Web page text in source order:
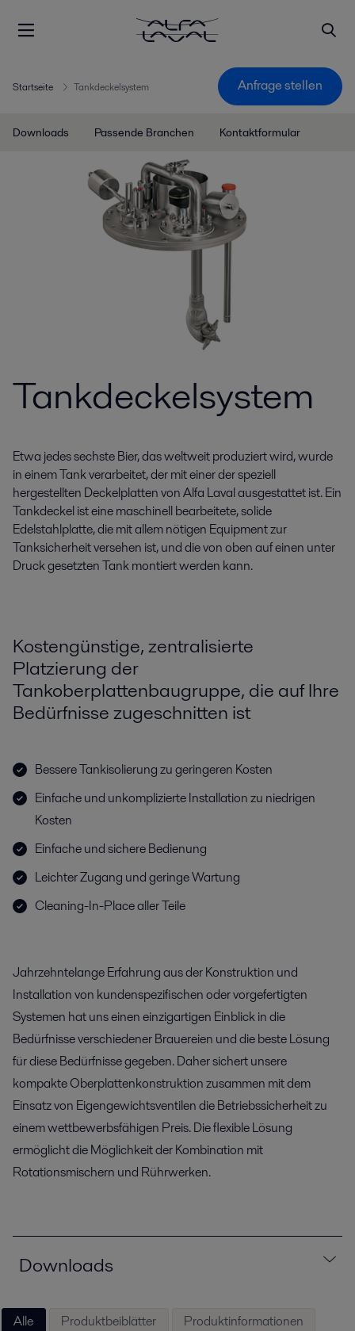
Startseite Tankdeckelsystem Anfrage stellen
Downloads Passende Branchen Kontaktformular
Tankdeckelsystem
Etwa jedes sechste Bier, das weltweit produziert wird, wurde
in einem Tank verarbeitet, der mit einer der speziell
hergestellten Deckelplatten von Alfa Laval ausgestattet ist. Ein
Tankdeckel ist eine maschinell bearbeitete, solide
Edelstahlplatte, die mit allem nötigen Equipment zur
Tanksicherheit versehen ist, und die von oben auf einen unter
Druck gesetzten Tank montiert werden kann.
Kostengünstige, zentralisierte
Platzierung der
Tankoberplattenbaugruppe, die auf Ihre
Bedürfnisse zugeschnitten ist
Bessere Tankisolierung zu geringeren Kosten
Einfache und unkomplizierte Installation zu niedrigen
Kosten
Einfache und sichere Bedienung
Leichter Zugang und geringe Wartung
Cleaning-In-Place aller Teile
Jahrzehntelange Erfahrung aus der Konstruktion und
Installation von kundenspezifischen oder vorgefertigten
Systemen hat uns einen einzigartigen Einblick in die
Bedürfnisse verschiedener Brauereien und die beste Lösung
für diese Bedürfnisse gegeben. Daher sichert unsere
kompakte Oberplattenkonstruktion zusammen mit dem
Einsatz von Eigengewichtsventilen die Betriebssicherheit zu
einem wettbewerbsfähigen Preis. Die flexible Lösung
ermöglicht die Möglichkeit der Kombination mit
Rotationsmischern und Rührwerken.
Downloads
Alle Produktbeiblätter Produktinformationen